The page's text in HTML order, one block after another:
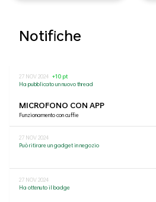
Notifiche
27 NOV 2024 +10 pt
Ha pubblicato un nuovo thread
MICROFONO CON APP
Funzionamento con cuffie
27 NOV 2024
Può ritirare un gadget in negozio
27 NOV 2024
Ha ottenuto il badge